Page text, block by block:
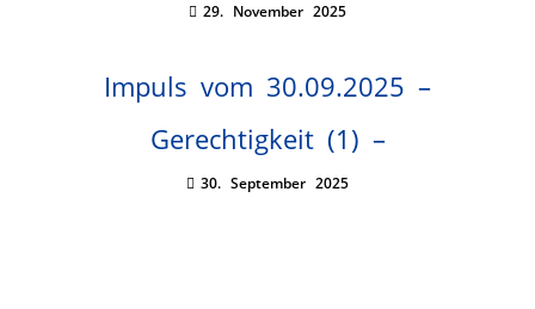
29. November 2025
Impuls vom 30.09.2025 –
Gerechtigkeit (1) –
30. September 2025